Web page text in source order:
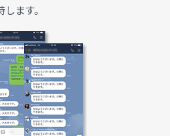
ます。